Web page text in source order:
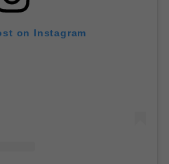
on Instagram